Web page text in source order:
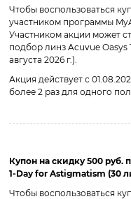
Чтобы воспользоваться
участником программы
Участником акции может
подбор линз Acuvue Oasys
августа 2026 г.).
Акция действует с
более 2 раз для одного
Купон на скидку 500 руб.
1-Day for Astigmatism (30
Чтобы воспользоваться